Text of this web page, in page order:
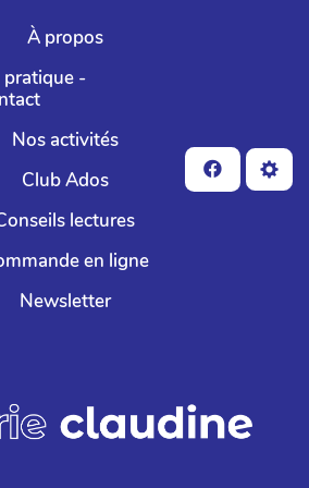
À propos
pratique -
Nos activités
Club Ados
lectures
en ligne
Newsletter